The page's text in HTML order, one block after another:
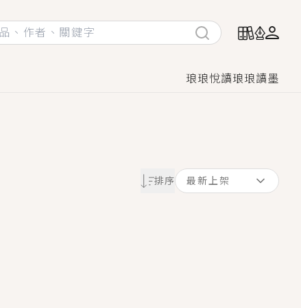
琅琅悅讀琅琅讀墨
也不回找新歡，他居然還後悔了？
漫畫！
她……
排序 最新上架